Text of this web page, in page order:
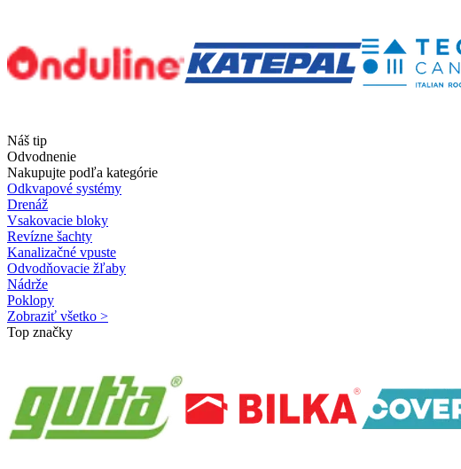
Náš tip
Odvodnenie
Nakupujte podľa kategórie
Odkvapové systémy
Drenáž
Vsakovacie bloky
Revízne šachty
Kanalizačné vpuste
Odvodňovacie žľaby
Nádrže
Poklopy
Zobraziť všetko >
Top značky